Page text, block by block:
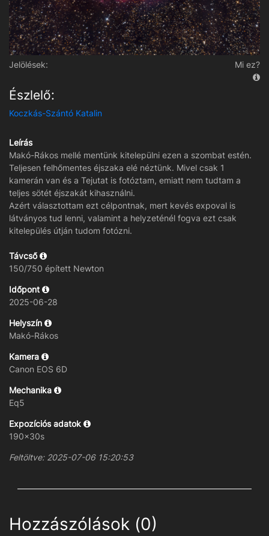
Jelölések: Mi ez?
Észlelő:
Koczkás-Szántó Katalin
Leírás
Makó-Rákos mellé mentünk kitelepülni ezen a szombat estén.
Teljesen felhőmentes éjszaka elé néztünk. Mivel csak 1
kamerán van és a Tejutat is fotóztam, emiatt nem tudtam a
teljes sötét éjszakát kihasználni.
Azért választottam ezt célpontnak, mert kevés expoval is
látványos tud lenni, valamint a helyzeténél fogva ezt csak
kitelepülés útján tudom fotózni.
Távcső
150/750 épített Newton
Időpont
2025-06-28
Helyszín
Makó-Rákos
Kamera
Canon EOS 6D
Mechanika
Eq5
Expozíciós adatok
190x30s
Feltöltve: 2025-07-06 15:20:53
Hozzászólások (0)